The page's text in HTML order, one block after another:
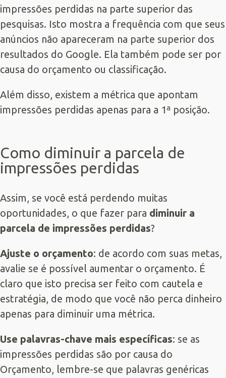
impressões perdidas na parte superior das
pesquisas. Isto mostra a frequência com que seus
anúncios não apareceram na parte superior dos
resultados do Google. Ela também pode ser por
causa do orçamento ou classificação.
Além disso, existem a métrica que apontam
impressões perdidas apenas para a 1ª posição.
Como diminuir a parcela de
impressões perdidas
Assim, se você está perdendo muitas
oportunidades, o que fazer para diminuir a
parcela de impressões perdidas?
Ajuste o orçamento: de acordo com suas metas,
avalie se é possível aumentar o orçamento. É
claro que isto precisa ser feito com cautela e
estratégia, de modo que você não perca dinheiro
apenas para diminuir uma métrica.
Use palavras-chave mais específicas: se as
impressões perdidas são por causa do
Orçamento, lembre-se que palavras genéricas